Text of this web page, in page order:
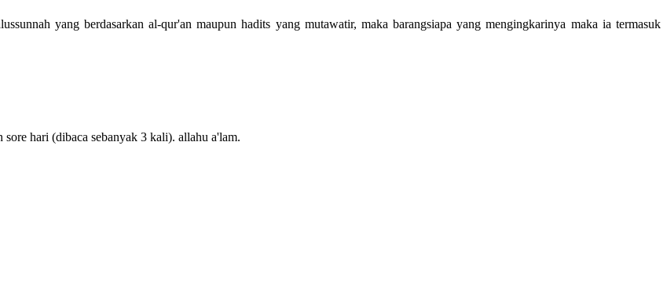
yang berdasarkan al-qur'an maupun hadits yang mutawatir, maka barangsiapa yang mengingkarinya maka ia termasuk
hari (dibaca sebanyak 3 kali). allahu a'lam.